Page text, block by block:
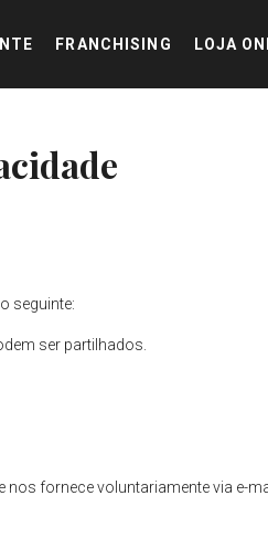
FRANCHISING LOJA
seguinte:
ser partilhados.
fornece voluntariamente via e-